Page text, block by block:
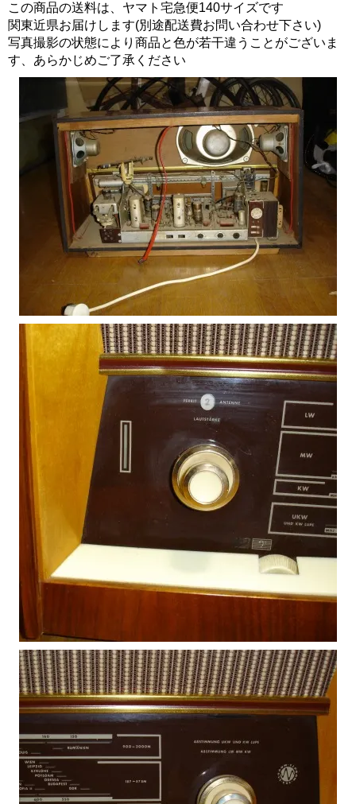
この商品の送料は、ヤマト宅急便140サイズです
関東近県お届けします(別途配送費お問い合わせ下さい)
写真撮影の状態により商品と色が若干違うことがございま
す、あらかじめご了承ください